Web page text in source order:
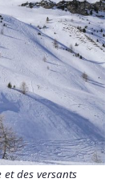
et des versants